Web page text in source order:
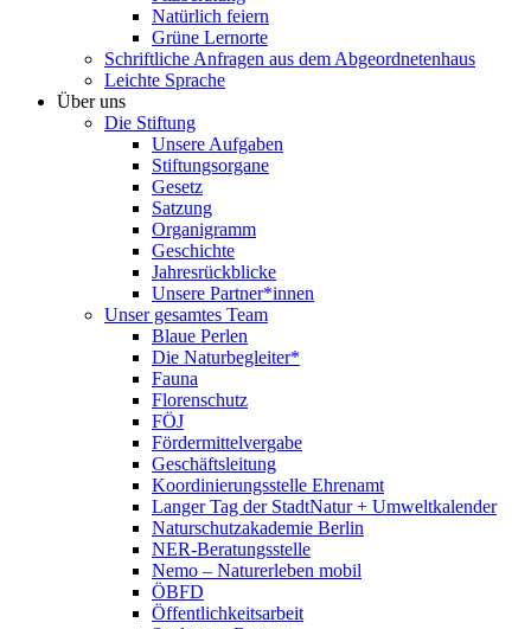
Natürlich feiern
Grüne Lernorte
Schriftliche Anfragen aus dem Abgeordnetenhaus
Leichte Sprache
Über uns
Die Stiftung
Unsere Aufgaben
Stiftungsorgane
Gesetz
Satzung
Organigramm
Geschichte
Jahresrückblicke
Unsere Partner*innen
Unser gesamtes Team
Blaue Perlen
Die Naturbegleiter*
Fauna
Florenschutz
FÖJ
Fördermittelvergabe
Geschäftsleitung
Koordinierungsstelle Ehrenamt
Langer Tag der StadtNatur + Umweltkalender
Naturschutzakademie Berlin
NER-Beratungsstelle
Nemo – Naturerleben mobil
ÖBFD
Öffentlichkeitsarbeit